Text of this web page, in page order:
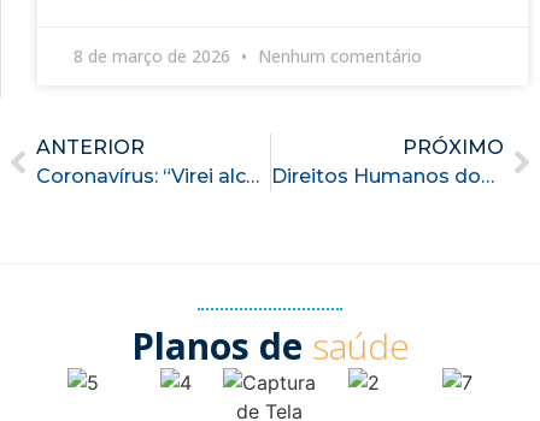
8 de março de 2026 Nenhum comentário
ANTERIOR
Coronavírus: “Virei alcoólatra durante a pandemia”
PRÓXIMO
Direitos Humanos dos dependentes químicos no Brasil
Planos de saúde